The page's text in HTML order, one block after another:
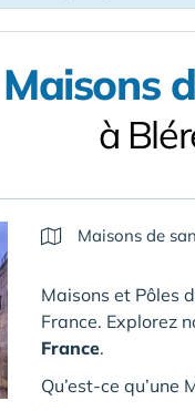
Maisons
à
Maisons de
Maisons et Pôles
France. Explorez
France.
Qu’est-ce qu’une